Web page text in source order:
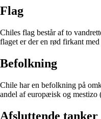
Flag
Chiles flag består af to
flaget er der en rød firkant
Befolkning
Chile har en befolkning på
andel af europæisk og mestizo
Afsluttende tanker